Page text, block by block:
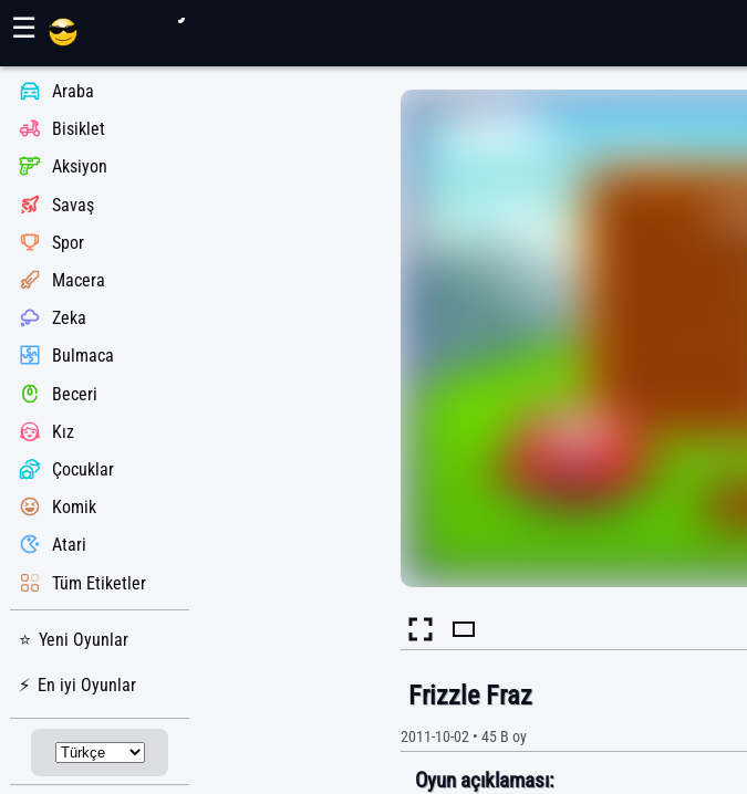
☰
Araba
Bisiklet
Aksiyon
Savaş
Spor
Macera
Zeka
Bulmaca
Beceri
Kız
Çocuklar
Komik
Atari
Tüm Etiketler
Yeni Oyunlar
En iyi Oyunlar Frizzle Fraz
2011-10-02• 45 B oy
Oyun açıklaması: